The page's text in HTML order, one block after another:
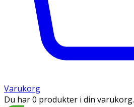
Varukorg
Du har 0 produkter i din varukorg.